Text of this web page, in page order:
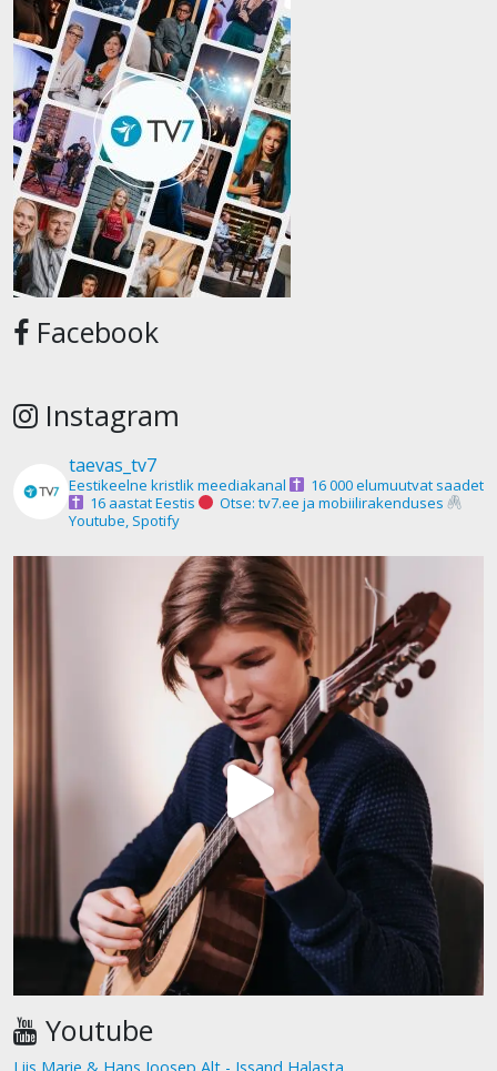
Facebook
Instagram
taevas_tv7
Eestikeelne kristlik meediakanal
16 000 elumuutvat saadet
16 aastat Eestis
Otse: tv7.ee ja mobiilirakenduses
Youtube, Spotify
Youtube